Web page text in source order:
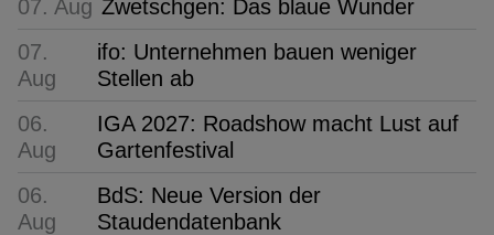
07. Aug Zwetschgen: Das blaue Wunder
07.
Aug
ifo: Unternehmen bauen weniger
Stellen ab
06.
Aug
IGA 2027: Roadshow macht Lust auf
Gartenfestival
06.
Aug
BdS: Neue Version der
Staudendatenbank